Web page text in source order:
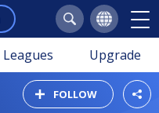
Leagues Upgrade
FOLLOW